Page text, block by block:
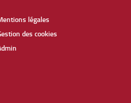
légales
des cookies